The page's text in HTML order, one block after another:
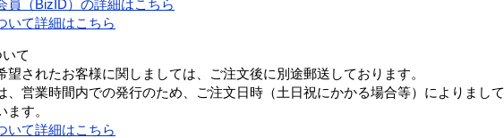
員（BizID）の詳細はこちら
いて詳細はこちら
て
望されたお客様に関しましては、ご注文後に別途郵送しております。
、営業時間内での発行のため、ご注文日時（土日祝にかかる場合等）によりまし
ます。
いて詳細はこちら